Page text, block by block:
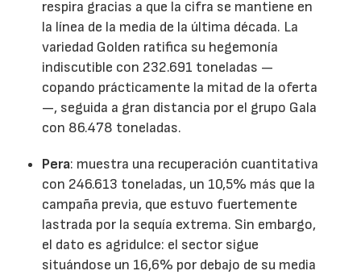
respira gracias a que la cifra se mantiene en
la línea de la media de la última década. La
variedad Golden ratifica su hegemonía
indiscutible con 232.691 toneladas —
copando prácticamente la mitad de la oferta
—, seguida a gran distancia por el grupo Gala
con 86.478 toneladas.
Pera: muestra una recuperación cuantitativa
con 246.613 toneladas, un 10,5% más que la
campaña previa, que estuvo fuertemente
lastrada por la sequía extrema. Sin embargo,
el dato es agridulce: el sector sigue
situándose un 16,6% por debajo de su media